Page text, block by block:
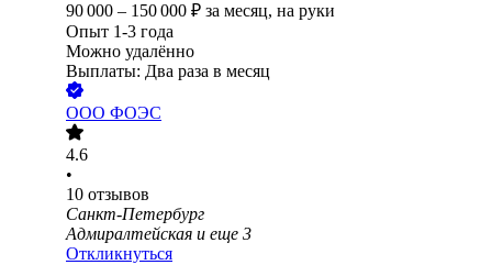
90 000 – 150 000 ₽ за месяц, на руки
Опыт 1-3 года
Можно удалённо
Выплаты: Два раза в месяц
ООО ФОЭС
4.6
•
10 отзывов
Санкт-Петербург
Адмиралтейская и еще 3
Откликнуться